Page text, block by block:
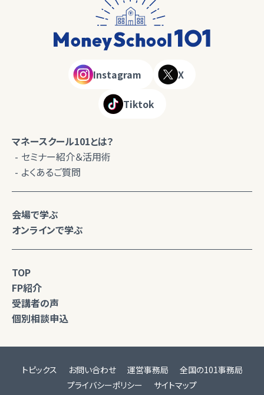
Instagram X
Tiktok
マネースクール101とは？
セミナー紹介＆活用術
よくあるご質問
会場で学ぶ
オンラインで学ぶ
TOP
FP紹介
受講者の声
個別相談申込
トピックス お問い合わせ 運営事務局
全国の101事務局
プライバシーポリシー
サイトマップ